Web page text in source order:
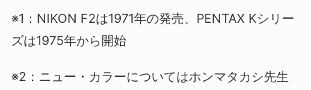
※1：NIKON F2は1971年の発売、PENTAX Kシリー
ズは1975年から開始
※2：ニュー・カラーについてはホンマタカシ先生